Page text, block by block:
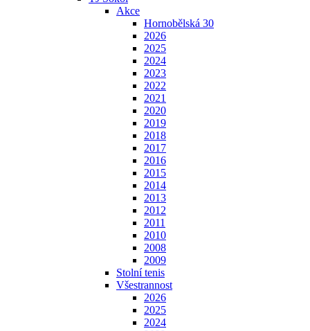
Akce
Hornobělská 30
2026
2025
2024
2023
2022
2021
2020
2019
2018
2017
2016
2015
2014
2013
2012
2011
2010
2008
2009
Stolní tenis
Všestrannost
2026
2025
2024